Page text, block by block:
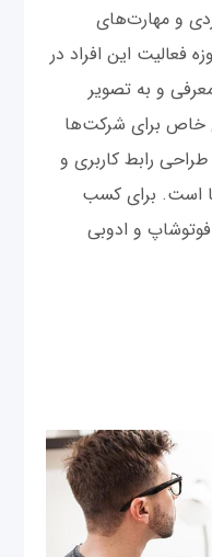
و مهارت‌های
فعالیت این افراد در
و به تصویر
برای شرکت‌ها
رابط کاربری و
است. برای کسب
و ادوبی